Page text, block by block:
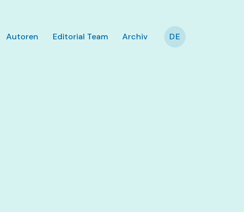
Autoren Editorial Team Archiv DE